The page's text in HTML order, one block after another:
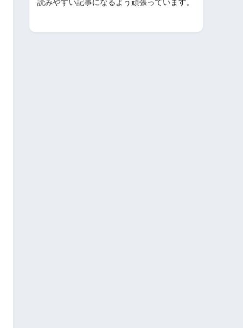
読みやすい記事になるよう頑張っています。